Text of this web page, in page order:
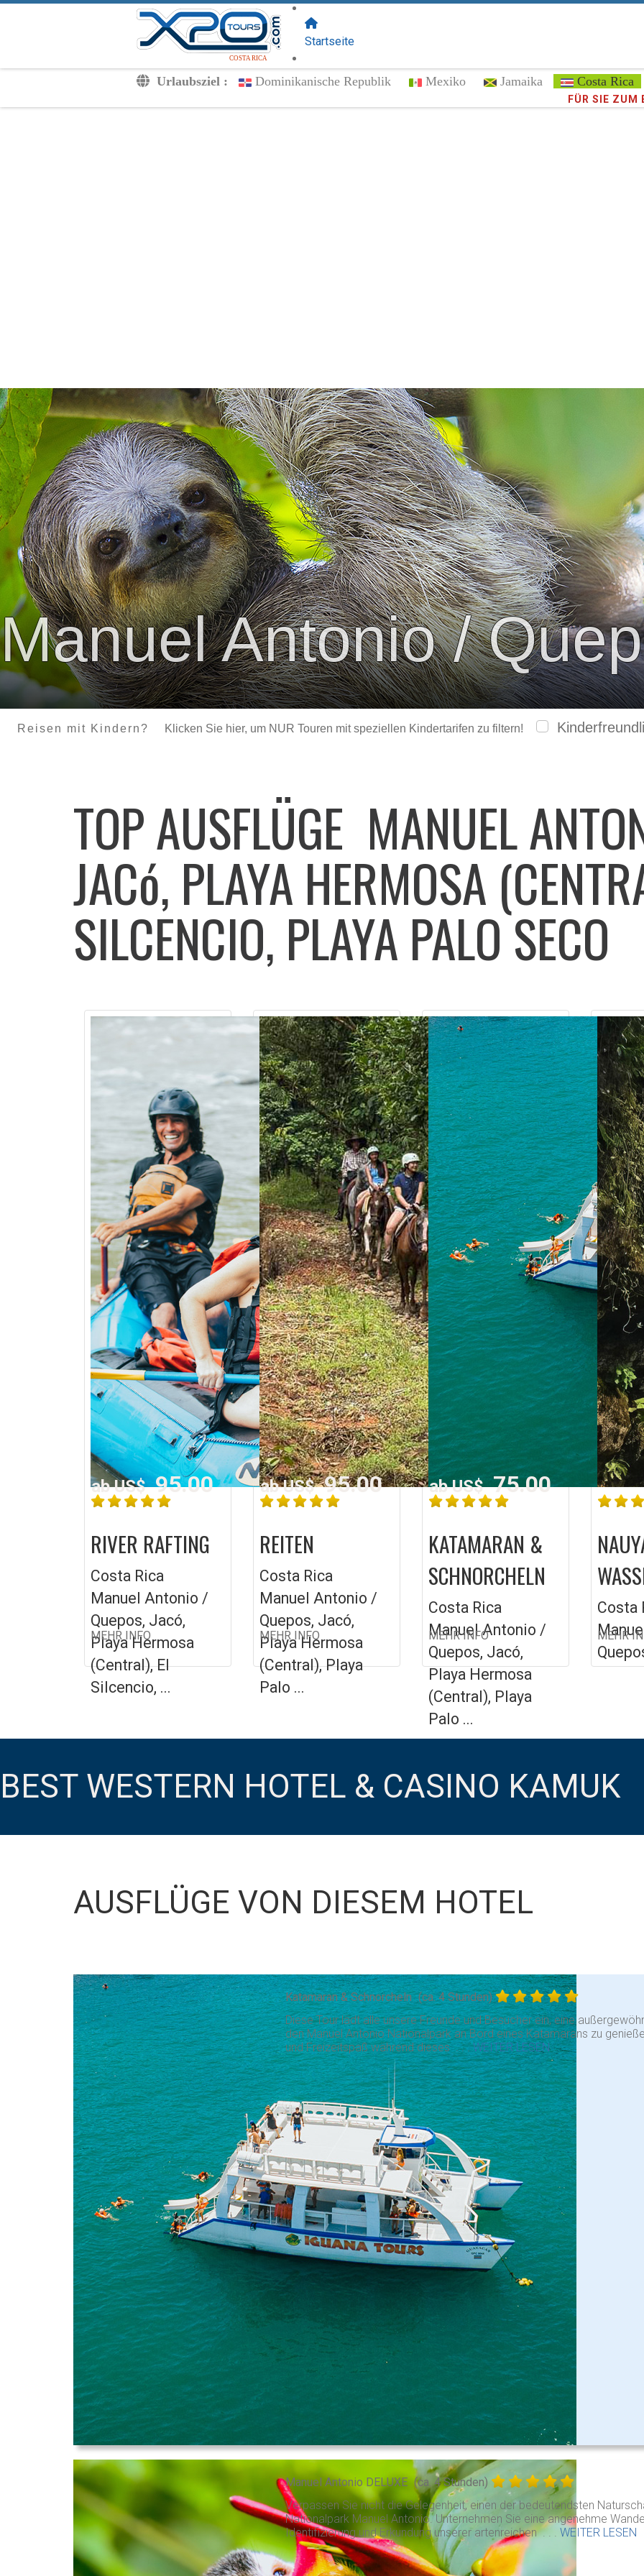
Urlaubsziel : Dominikanische Republik Mexiko Jamaika Costa Rica
Vertrauen
COSTA RICA
Startseite
Manuel Antonio /
Reisen mit Kindern? Klicken Sie hier, um NUR Touren mit speziellen Kindertarifen zu filtern!
TOP AUSFLÜGE MANUEL
JACó, PLAYA HERMOSA
SILCENCIO, PLAYA PALO SECO
ab US$95.00
RIVER RAFTING
Costa Rica
Manuel Antonio /
Quepos, Jacó,
Playa Hermosa
(Central), El
Silcencio, ...
MEHR INFO
ab US$95.00
REITEN
Costa Rica
Manuel Antonio /
Quepos, Jacó,
Playa Hermosa
(Central), Playa
Palo ...
MEHR INFO
ab US$75.00
KATAMARAN &
SCHNORCHELN
Costa Rica
Manuel Antonio /
Quepos, Jacó,
Playa Hermosa
(Central), Playa
Palo ...
MEHR INFO
Costa
MEHR
BEST WESTERN HOTEL & CASINO KAMUK
AUSFLÜGE VON DIESEM HOTEL
Katamaran & Schnorcheln (ca. 4 Stunden)
Diese Tour lädt alle unsere Freunde und Besucher ein, eine
den Manuel Antonio Nationalpark an Bord eines Katamarans zu
und Freizeitspaß während dieses . . .WEITER LESEN
Manuel Antonio DELUXE (ca. 4 Stunden)
Verpassen Sie nicht die Gelegenheit, einen der bedeutendsten
Nationalpark Manuel Antonio. Unternehmen Sie eine angenehme
Identifizierung und Erkundung unserer artenreichen . . . WEITER LESEN